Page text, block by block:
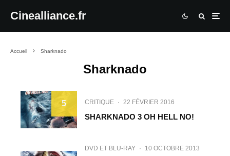
Cinealliance.fr
Accueil Sharknado
Sharknado
5 CRITIQUE · 22 FÉVRIER 2016
SHARKNADO 3 OH HELL NO!
DVD ET BLU-RAY · 10 OCTOBRE 2013